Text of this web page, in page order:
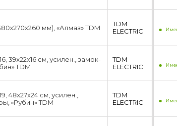
мм), «Алмаз» TDM
TDM
ЕLECTRIC
см, усилен., замок-
TDM
TDM
ЕLECTRIC
см, усилен.,
«Рубин» TDM
TDM
ЕLECTRIC